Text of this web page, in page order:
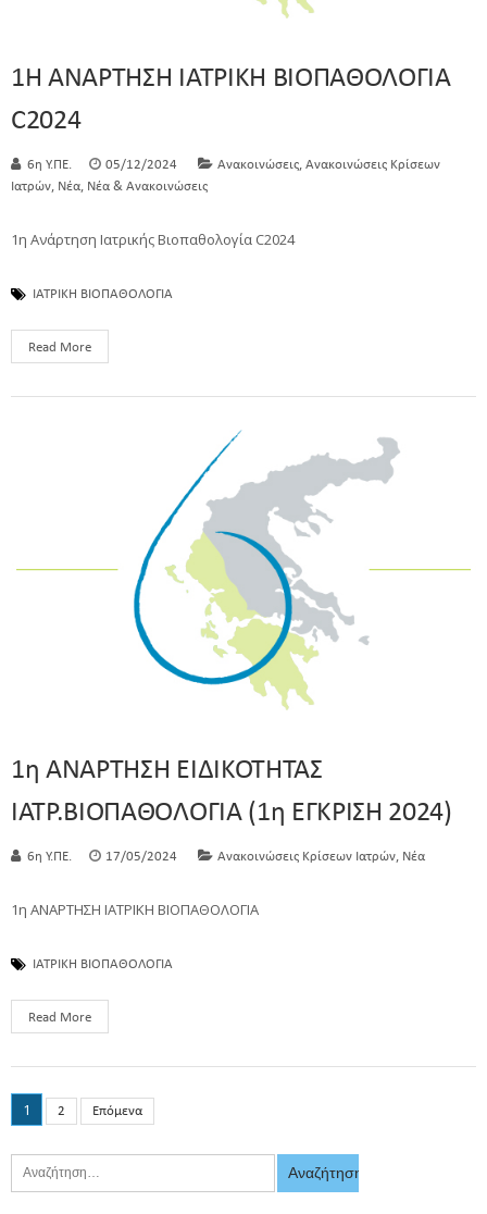
1Η ΑΝΑΡΤΗΣΗ ΙΑΤΡΙΚΗ ΒΙΟΠΑΘΟΛΟΓΙΑ
C2024
6η Υ.ΠΕ. 05/12/2024 Ανακοινώσεις Ανακοινώσεις Κρίσεων
Ιατρών Νέα Νέα & Ανακοινώσεις
1η Ανάρτηση Ιατρικής Βιοπαθολογία C2024
ΙΑΤΡΙΚΗ ΒΙΟΠΑΘΟΛΟΓΙΑ
Read More
1η ΑΝΑΡΤΗΣΗ ΕΙΔΙΚΟΤΗΤΑΣ
ΙΑΤΡ.ΒΙΟΠΑΘΟΛΟΓΙΑ (1η ΕΓΚΡΙΣΗ 2024)
6η Υ.ΠΕ. 17/05/2024 Ανακοινώσεις Κρίσεων Ιατρών, Νέα
1η ΑΝΑΡΤΗΣΗ ΙΑΤΡΙΚΗ ΒΙΟΠΑΘΟΛΟΓΙΑ
ΙΑΤΡΙΚΗ ΒΙΟΠΑΘΟΛΟΓΙΑ
Read More
1 2 Επόμενα